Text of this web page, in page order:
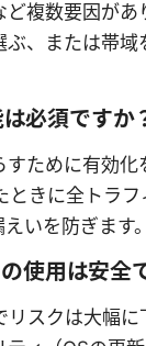
複数要因があ
ぶ、または帯域
必須ですか
ために有効化
ときに全トラフ
いを防ぎます。
使用は安全
リスクは大幅